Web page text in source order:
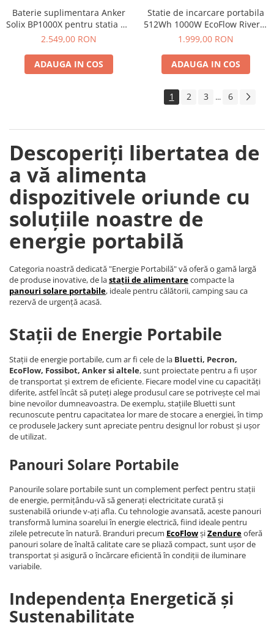
Baterie suplimentara Anker
Solix BP1000X pentru statia de
alimentare portabila Anker
2.549,00 RON
ADAUGA IN COS
Statie de incarcare portabila
512Wh 1000W EcoFlow River 2
Max
1.999,00 RON
ADAUGA IN COS
1 2 3 ... 6
Descoperiți libertatea de
a vă alimenta
dispozitivele oriunde cu
soluțiile noastre de
energie portabilă
Categoria noastră dedicată "Energie Portabilă" vă oferă o gamă largă
de produse inovative, de lastații de alimentarecompacte la
panouri solare portabile, ideale pentru călătorii, camping sau ca
rezervă de urgență acasă.
Stații de Energie Portabile
Stații de energie portabile, cum ar fi cele de la Bluetti, Pecron,
EcoFlow, Fossibot, Anker si altele, sunt proiectate pentru a fi ușor
de transportat și extrem de eficiente. Fiecare model vine cu capacități
diferite, astfel încât să puteți alege produsul care se potrivește cel mai
bine nevoilor dumneavoastra. De exemplu, stațiile Bluetti sunt
recunoscute pentru capacitatea lor mare de stocare a energiei, în timp
ce produsele Jackery sunt apreciate pentru designul lor robust și ușor
de utilizat.
Panouri Solare Portabile
Panourile solare portabile sunt un complement perfect pentru stații
de energie, permițându-vă să generați electricitate curată și
sustenabilă oriunde v-ați afla. Cu tehnologie avansată, aceste panouri
transformă lumina soarelui în energie electrică, fiind ideale pentru
zilele petrecute în natură. Branduri precum EcoFlowșiZendureoferă
panouri solare de înaltă calitate care se pliază compact, sunt ușor de
transportat și asigură o încărcare eficientă în condiții de iluminare
variabile.
Independența Energetică și
Sustenabilitate